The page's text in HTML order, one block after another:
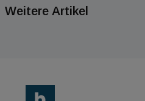
Weitere Artikel